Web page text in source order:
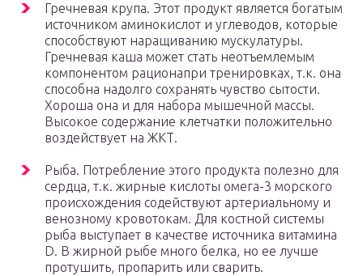
Гречневая крупа. Этот продукт является богатым
источником аминокислот и углеводов, которые
способствуют наращиванию мускулатуры.
Гречневая каша может стать неотъемлемым
компонентом рациона­при тренировках, т.к. она
способна надолго сохранять чувство сытости.
Хороша она и для набора мышечной массы.
Высокое содержание клетчатки положительно
воздействует на ЖКТ.
Рыба. Потребление этого продукта полезно для
сердца, т.к. жирные кислоты омега-3 морского
происхождения содействуют артериальному и
венозному кровотокам. Для костной системы
рыба выступает в качестве источника витамина
D. В жирной рыбе много белка, но ее лучше
протушить, пропарить или сварить.